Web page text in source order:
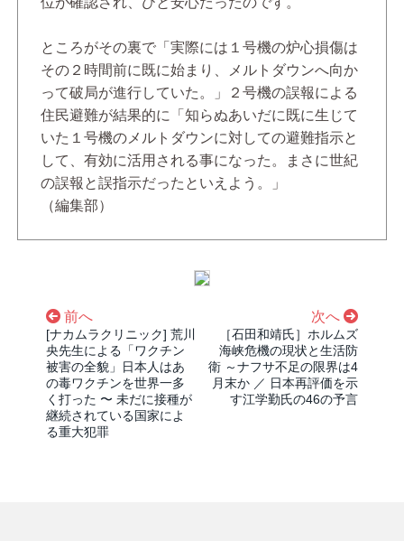
ところがその裏で「実際には１号機の炉心損傷は
その２時間前に既に始まり、メルトダウンへ向か
って破局が進行していた。」２号機の誤報による
住民避難が結果的に「知らぬあいだに既に生じて
いた１号機のメルトダウンに対しての避難指示と
して、有効に活用される事になった。まさに世紀
の誤報と誤指示だったといえよう。」
（編集部）
前へ
[ナカムラクリニック] 荒川
央先生による「ワクチン
被害の全貌」日本人はあ
の毒ワクチンを世界一多
く打った 〜 未だに接種が
継続されている国家によ
る重大犯罪
次へ
［石田和靖氏］ホルムズ
海峡危機の現状と生活防
衛 ～ナフサ不足の限界は4
月末か ／ 日本再評価を示
す江学勤氏の46の予言